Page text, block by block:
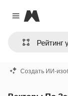
Close menu
Magnific
Создать ИИ-